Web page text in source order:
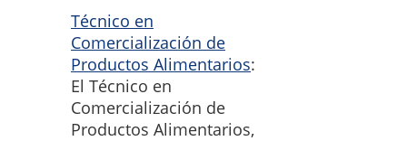
Técnico en
Comercialización de
Productos Alimentarios:
El Técnico en
Comercialización de
Productos Alimentarios,